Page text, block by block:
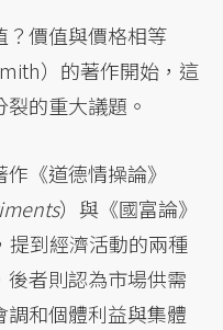
？價值與價格相等
）的著作開始，這
的重大議題。
《道德情操論》
）與《國富論》
提到經濟活動的兩種
者則認為市場供需
和個體利益與集體